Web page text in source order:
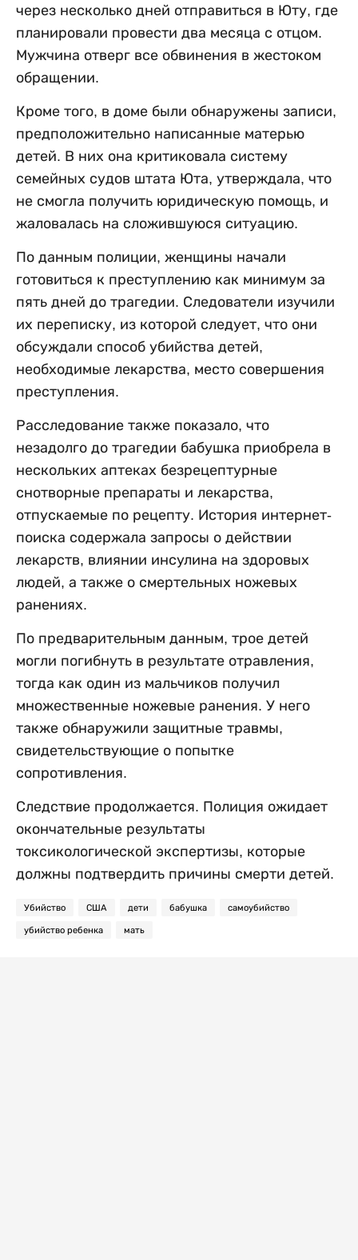
через несколько дней отправиться в Юту, где
планировали провести два месяца с отцом.
Мужчина отверг все обвинения в жестоком
обращении.
Кроме того, в доме были обнаружены записи,
предположительно написанные матерью
детей. В них она критиковала систему
семейных судов штата Юта, утверждала, что
не смогла получить юридическую помощь, и
жаловалась на сложившуюся ситуацию.
По данным полиции, женщины начали
готовиться к преступлению как минимум за
пять дней до трагедии. Следователи изучили
их переписку, из которой следует, что они
обсуждали способ убийства детей,
необходимые лекарства, место совершения
преступления.
Расследование также показало, что
незадолго до трагедии бабушка приобрела в
нескольких аптеках безрецептурные
снотворные препараты и лекарства,
отпускаемые по рецепту. История интернет-
поиска содержала запросы о действии
лекарств, влиянии инсулина на здоровых
людей, а также о смертельных ножевых
ранениях.
По предварительным данным, трое детей
могли погибнуть в результате отравления,
тогда как один из мальчиков получил
множественные ножевые ранения. У него
также обнаружили защитные травмы,
свидетельствующие о попытке
сопротивления.
Следствие продолжается. Полиция ожидает
окончательные результаты
токсикологической экспертизы, которые
должны подтвердить причины смерти детей.
Убийство США дети бабушка самоубийство
убийство ребенка мать